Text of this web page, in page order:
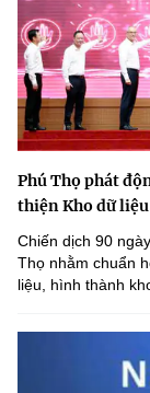
Phú Thọ phát
thiện Kho dữ
Chiến dịch 90
Thọ nhằm chuẩn
liệu, hình thành